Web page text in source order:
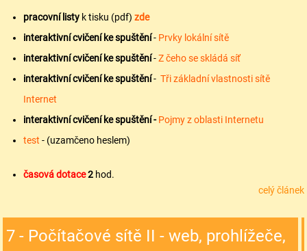
pracovní listy k tisku (pdf) zde
interaktivní cvičení ke spuštění- Prvky lokální sítě
interaktivní cvičení ke spuštění-Z čeho se skládá síť
interaktivní cvičení ke spuštění-Tři základní vlastnosti sítě
Internet
interaktivní cvičení ke spuštění -Pojmy z oblasti Internetu
test- (uzamčeno heslem)
časová dotace2 hod.
celý článek
7 - Počítačové sítě II - web, prohlížeče,